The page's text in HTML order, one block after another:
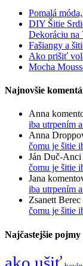
Pomalá
DIY Šitie
Dekoráciu na
Fašiangy a
Ako prišiť
Mocha
Najnovšie
Anna
iba utrpením
Anna
čomu je šitie
Ján Duč-Anci
čomu je šitie
Jana
iba utrpením
Zsanett Berec
čomu je šitie
Najčastejšie pojmy